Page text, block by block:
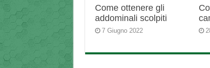
Come ottenere gli
addominali scolpiti
7 Giugno 2022